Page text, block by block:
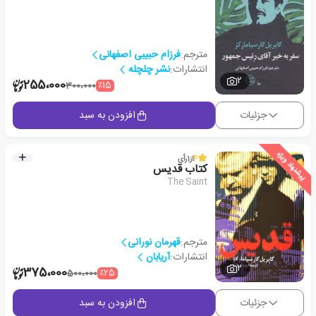
2
مترجم:فرزام حبیبی اصفهانی
انتشارات:نشر چلچله
٪15300،000255،000
جزئیات افزودن به سبد
پیشنهاد ویژه
2
4از1رأی
کتاب قدیس
The Saint
مترجم:قهرمان نورانی
انتشارات:آریابان
٪25500،000375،000
جزئیات افزودن به سبد